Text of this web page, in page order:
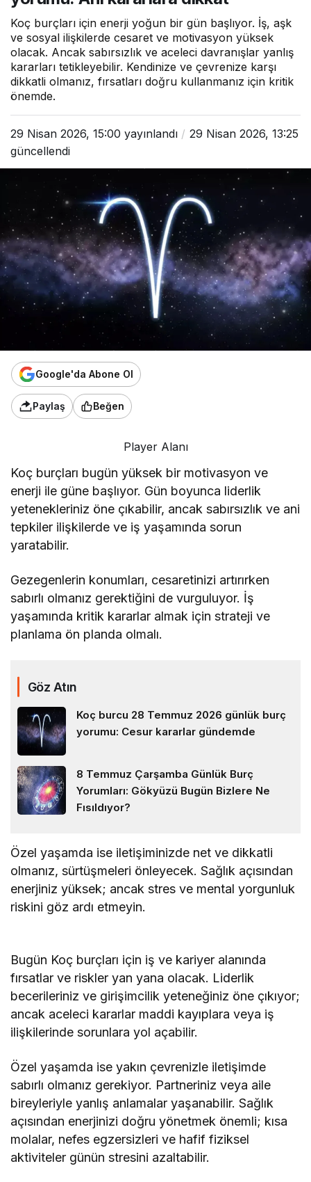
Koç burçları için enerji yoğun bir gün başlıyor. İş, aşk
ve sosyal ilişkilerde cesaret ve motivasyon yüksek
olacak. Ancak sabırsızlık ve aceleci davranışlar yanlış
kararları tetikleyebilir. Kendinize ve çevrenize karşı
dikkatli olmanız, fırsatları doğru kullanmanız için kritik
önemde.
29 Nisan 2026, 15:00 yayınlandı
29 Nisan 2026, 13:25
güncellendi
Google'da Abone Ol
Paylaş Beğen
Player Alanı
Koç burçları bugün yüksek bir motivasyon ve
enerji ile güne başlıyor. Gün boyunca liderlik
yetenekleriniz öne çıkabilir, ancak sabırsızlık ve ani
tepkiler ilişkilerde ve iş yaşamında sorun
yaratabilir.
Gezegenlerin konumları, cesaretinizi artırırken
sabırlı olmanız gerektiğini de vurguluyor. İş
yaşamında kritik kararlar almak için strateji ve
planlama ön planda olmalı.
Göz Atın
Koç burcu 28 Temmuz 2026 günlük burç
yorumu: Cesur kararlar gündemde
8 Temmuz Çarşamba Günlük Burç
Yorumları: Gökyüzü Bugün Bizlere Ne
Fısıldıyor?
Özel yaşamda ise iletişiminizde net ve dikkatli
olmanız, sürtüşmeleri önleyecek. Sağlık açısından
enerjiniz yüksek; ancak stres ve mental yorgunluk
riskini göz ardı etmeyin.
Bugün Koç burçları için iş ve kariyer alanında
fırsatlar ve riskler yan yana olacak. Liderlik
becerileriniz ve girişimcilik yeteneğiniz öne çıkıyor;
ancak aceleci kararlar maddi kayıplara veya iş
ilişkilerinde sorunlara yol açabilir.
Özel yaşamda ise yakın çevrenizle iletişimde
sabırlı olmanız gerekiyor. Partneriniz veya aile
bireyleriyle yanlış anlamalar yaşanabilir. Sağlık
açısından enerjinizi doğru yönetmek önemli; kısa
molalar, nefes egzersizleri ve hafif fiziksel
aktiviteler günün stresini azaltabilir.